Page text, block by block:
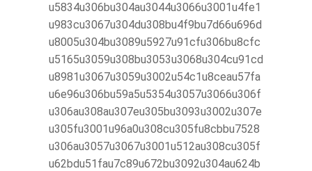
u5834u306bu304au3044u3066u3001u4fe1
u983cu3067u304du308bu4f9bu7d66u696d
u8005u304bu3089u5927u91cfu306bu8cfc
u5165u3059u308bu3053u3068u304cu91cd
u8981u3067u3059u3002u54c1u8ceau57fa
u6e96u306bu59a5u5354u3057u3066u306f
u306au308au307eu305bu3093u3002u307e
u305fu3001u96a0u308cu305fu8cbbu7528
u306au3057u3067u3001u512au308cu305f
u62bdu51fau7c89u672bu3092u304au624b